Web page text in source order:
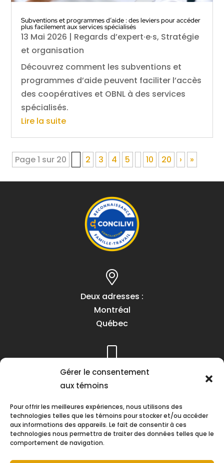
Gérer le consentement
aux témoins
Pour offrir les meilleures expériences, nous utilisons des
technologies telles que les témoins pour stocker et/ou accéder
aux informations des appareils. Le fait de consentir à ces
technologies nous permettra de traiter des données telles que le
comportement de navigation.
Subventions et programmes d’aide : des leviers pour accéder
plus facilement aux services spécialisés
13 Mai 2026 | Regards d’expert·e·s, Stratégie
et organisation
Découvrez comment les subventions et
programmes d’aide peuvent faciliter l’accès
des coopératives et OBNL à des services
spécialisés.
Lire la suite
Page 1 sur 20 2 3 4 5 10 20 › »
Deux adresses :
Montréal
Québec
Téléphone :
(418) 622-1001
Heures d’ouverture :